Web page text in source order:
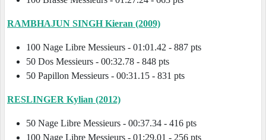
RAMBHAJUN SINGH Kieran (2009)
100 Nage Libre Messieurs - 01:01.42 - 887 pts
50 Dos Messieurs - 00:32.78 - 848 pts
50 Papillon Messieurs - 00:31.15 - 831 pts
RESLINGER Kylian (2012)
50 Nage Libre Messieurs - 00:37.34 - 416 pts
100 Nage Libre Messieurs - 01:29.01 - 256 pts